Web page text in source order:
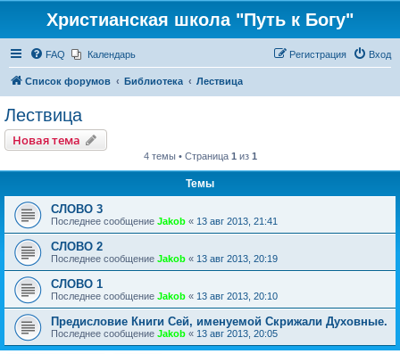
Христианская школа "Путь к Богу"
FAQ Календарь Вход
Регистрация
Список форумов Библиотека Лествица
Лествица
Новая тема
4 темы • Страница 1 из 1
Темы
СЛОВО 3
Последнее сообщение Jakob « 13 авг 2013, 21:41
СЛОВО 2
Последнее сообщение Jakob « 13 авг 2013, 20:19
СЛОВО 1
Последнее сообщение Jakob « 13 авг 2013, 20:10
Предисловие Книги Сей, именуемой Скрижали Духовные.
Последнее сообщение Jakob « 13 авг 2013, 20:05